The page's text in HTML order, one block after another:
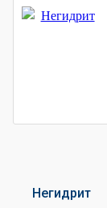
Негидрит